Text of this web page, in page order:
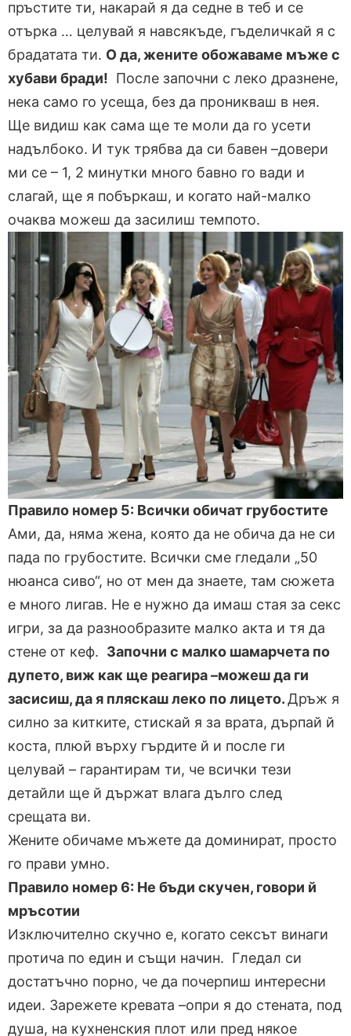
пръстите ти, накарай я да седне в теб и се
отърка … целувай я навсякъде, гъделичкай я с
брадатата ти. О да, жените обожаваме мъже с
хубави бради! После започни с леко дразнене,
нека само го усеща, без да проникваш в нея.
Ще видиш как сама ще те моли да го усети
надълбоко. И тук трябва да си бавен –довери
ми се – 1, 2 минутки много бавно го вади и
слагай, ще я побъркаш, и когато най-малко
очаква можеш да засилиш темпото.
Правило номер 5: Всички обичат грубостите
Ами, да, няма жена, която да не обича да не си
пада по грубостите. Всички сме гледали „50
нюанса сиво“, но от мен да знаете, там сюжета
е много лигав. Не е нужно да имаш стая за секс
игри, за да разнообразите малко акта и тя да
стене от кеф. Започни с малко шамарчета по
дупето, виж как ще реагира –можеш да ги
засисиш, да я пляскаш леко по лицето.Дръж я
силно за китките, стискай я за врата, дърпай й
коста, плюй върху гърдите й и после ги
целувай – гарантирам ти, че всички тези
детайли ще й държат влага дълго след
срещата ви.
Жените обичаме мъжете да доминират, просто
го прави умно.
Правило номер 6: Не бъди скучен, говори й
мръсотии
Изключително скучно е, когато сексът винаги
протича по един и същи начин. Гледал си
достатъчно порно, че да почерпиш интересни
идеи. Зарежете кревата –опри я до стената, под
душа, на кухненския плот или пред някое